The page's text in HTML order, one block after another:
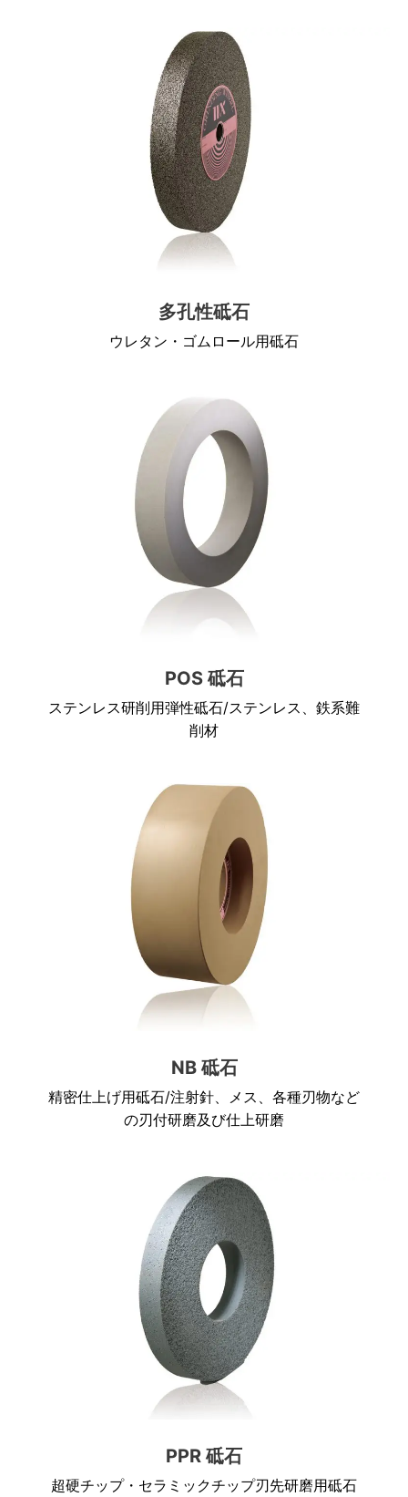
多孔性砥石
ウレタン・ゴムロール用砥石
POS 砥石
ステンレス研削用弾性砥石/ステンレス、鉄系難
削材
NB 砥石
精密仕上げ用砥石/注射針、メス、各種刃物など
の刃付研磨及び仕上研磨
PPR 砥石
超硬チップ・セラミックチップ刃先研磨用砥石